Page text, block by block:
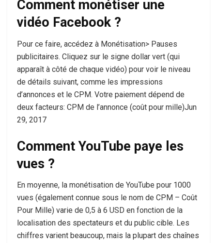
Comment monétiser une
vidéo Facebook ?
Pour ce faire, accédez à Monétisation> Pauses
publicitaires. Cliquez sur le signe dollar vert (qui
apparaît à côté de chaque vidéo) pour voir le niveau
de détails suivant, comme les impressions
d’annonces et le CPM. Votre paiement dépend de
deux facteurs: CPM de l’annonce (coût pour mille)Jun
29, 2017
Comment YouTube paye les
vues ?
En moyenne, la monétisation de YouTube pour 1000
vues (également connue sous le nom de CPM – Coût
Pour Mille) varie de 0,5 à 6 USD en fonction de la
localisation des spectateurs et du public cible. Les
chiffres varient beaucoup, mais la plupart des chaînes